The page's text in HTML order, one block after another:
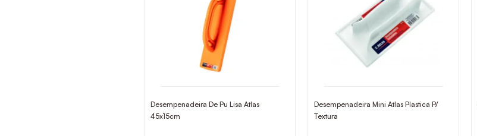
Desempenadeira De Pu Lisa Atlas
45x15cm
Desempenadeira Mini Atlas Plastica P/
Textura